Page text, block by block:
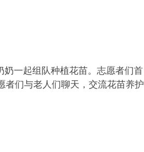
奶一起组队种植花苗。志愿者们首
者们与老人们聊天，交流花苗养护